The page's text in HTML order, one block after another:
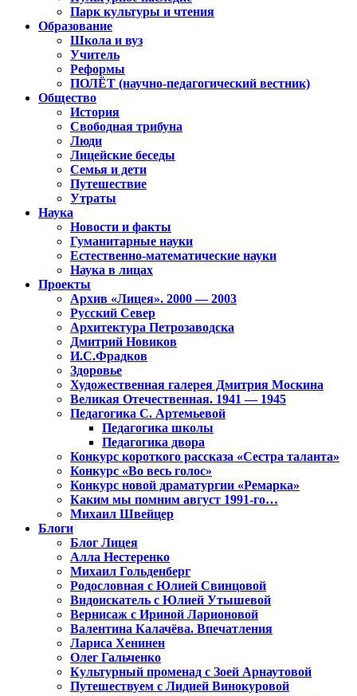
Парк культуры и чтения
Образование
Школа и вуз
Учитель
Реформы
ПОЛЁТ (научно-педагогический вестник)
Общество
История
Свободная трибуна
Люди
Лицейские беседы
Семья и дети
Путешествие
Утраты
Наука
Новости и факты
Гуманитарные науки
Естественно-математические науки
Наука в лицах
Проекты
Архив «Лицея». 2000 — 2003
Русский Север
Архитектура Петрозаводска
Дмитрий Новиков
И.С.Фрадков
Здоровье
Художественная галерея Дмитрия Москина
Великая Отечественная. 1941 — 1945
Педагогика С. Артемьевой
Педагогика школы
Педагогика двора
Конкурс короткого рассказа «Сестра таланта»
Конкурс «Во весь голос»
Конкурс новой драматургии «Ремарка»
Каким мы помним август 1991-го…
Михаил Швейцер
Блоги
Блог Лицея
Алла Нестеренко
Михаил Гольденберг
Родословная с Юлией Свинцовой
Видоискатель с Юлией Утышевой
Вернисаж с Ириной Ларионовой
Валентина Калачёва. Впечатления
Лариса Хенинен
Олег Гальченко
Культурный променад с Зоей Арнаутовой
Путешествуем с Лидией Винокуровой